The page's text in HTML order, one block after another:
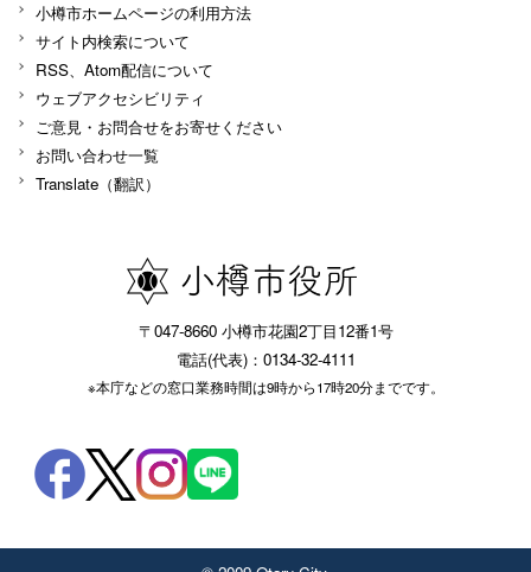
小樽市ホームページの利用方法
サイト内検索について
RSS、Atom配信について
ウェブアクセシビリティ
ご意見・お問合せをお寄せください
お問い合わせ一覧
Translate（翻訳）
〒047-8660 小樽市花園2丁目12番1号
電話(代表)：0134-32-4111
※本庁などの窓口業務時間は9時から17時20分までです。